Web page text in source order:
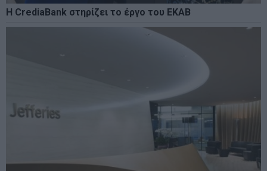
Η CrediaBank στηρίζει το έργο του ΕΚΑΒ